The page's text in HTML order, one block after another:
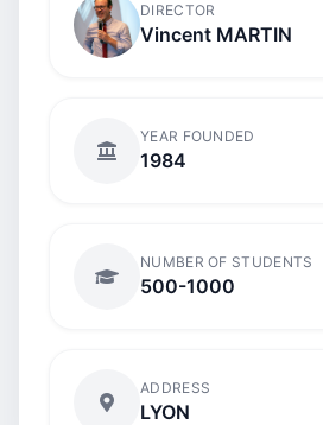
DIRECTOR
Vincent MARTIN
YEAR FOUNDED
1984
NUMBER OF STUDENTS
500-1000
ADDRESS
LYON